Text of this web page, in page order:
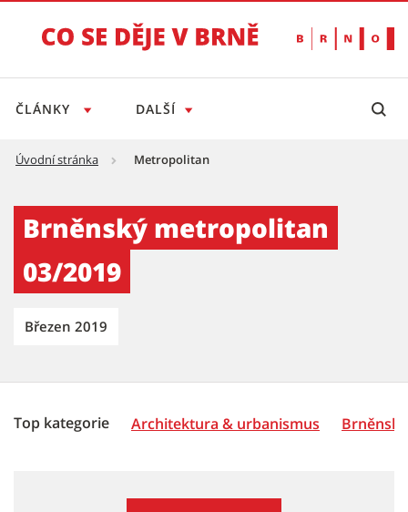
ČLÁNKY DALŠÍ
Úvodní stránka Metropolitan
Brněnský metropolitan
03/2019
Březen 2019
Top kategorie Architektura & urbanismus